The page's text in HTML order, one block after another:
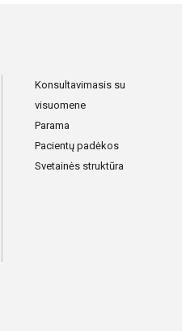
Konsultavimasis su
visuomene
Parama
Pacientų padėkos
Svetainės struktūra